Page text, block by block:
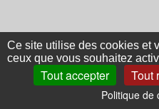
Ce site utilise des cookies et
ceux que vous souhaitez
Tout accepter Tout
Politique de